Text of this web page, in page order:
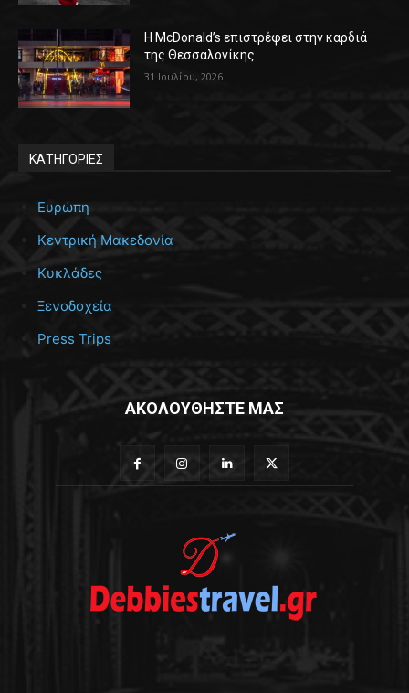
Η McDonald’s επιστρέφει στην καρδιά
της Θεσσαλονίκης
31 Ιουλίου, 2026
ΚΑΤΗΓΟΡΙΕΣ
Ευρώπη
Κεντρική Μακεδονία
Κυκλάδες
Ξενοδοχεία
Press Trips
ΑΚΟΛΟΥΘΗΣΤΕ ΜΑΣ